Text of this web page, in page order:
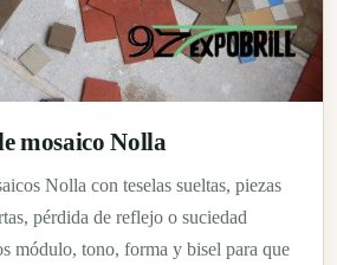
mosaico Nolla
Nolla con teselas sueltas, piezas
pérdida de reflejo o suciedad
módulo, tono, forma y bisel para que